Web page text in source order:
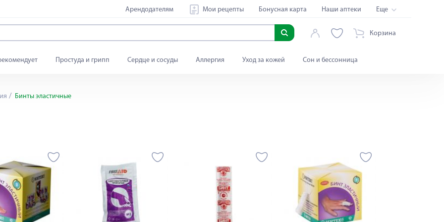
Арендодателям Мои рецепты Бонусная карта Наши аптеки Еще
Корзина
Простуда и грипп Сердце и сосуды Аллергия Уход за кожей Сон и бессонница
Бинты эластичные